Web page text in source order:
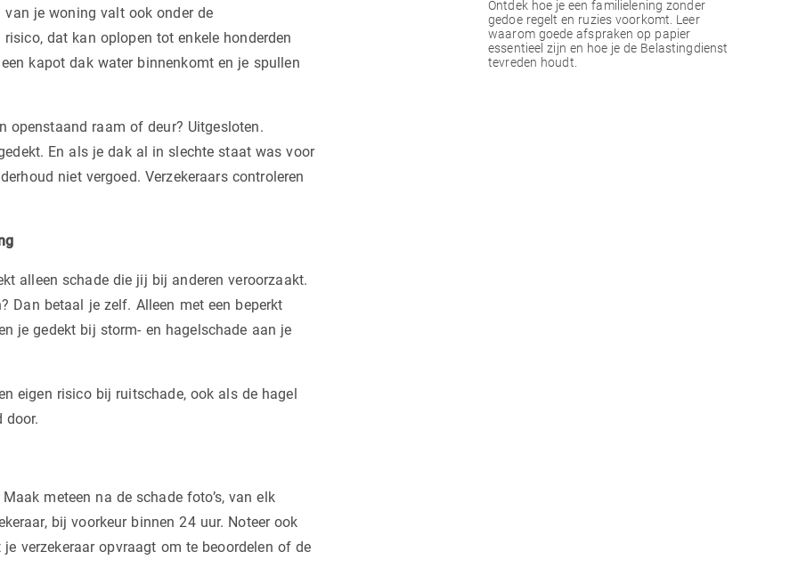
je woning valt ook onder de
dat kan oplopen tot enkele honderden
kapot dak water binnenkomt en je spullen
openstaand raam of deur? Uitgesloten.
En als je dak al in slechte staat was voor
niet vergoed. Verzekeraars controleren
alleen schade die jij bij anderen veroorzaakt.
Dan betaal je zelf. Alleen met een beperkt
je gedekt bij storm- en hagelschade aan je
eigen risico bij ruitschade, ook als de hagel
door.
meteen na de schade foto’s, van elk
bij voorkeur binnen 24 uur. Noteer ook
verzekeraar opvraagt om te beoordelen of de
Ontdek hoe je een familielening zonder
gedoe regelt en ruzies voorkomt. Leer
waarom goede afspraken op papier
essentieel zijn en hoe je de Belastingdienst
tevreden houdt.